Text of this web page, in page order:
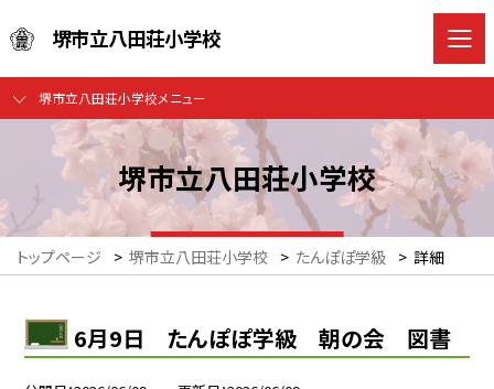
堺市立八田荘小学校
堺市立八田荘小学校メニュー
堺市立八田荘小学校
トップページ > 堺市立八田荘小学校 > たんぽぽ学級 > 詳細
6月9日 たんぽぽ学級 朝の会 図書